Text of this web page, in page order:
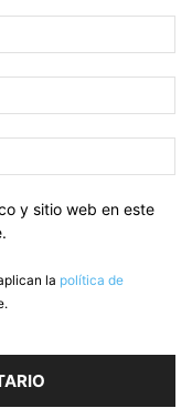
y sitio web en este
la política de